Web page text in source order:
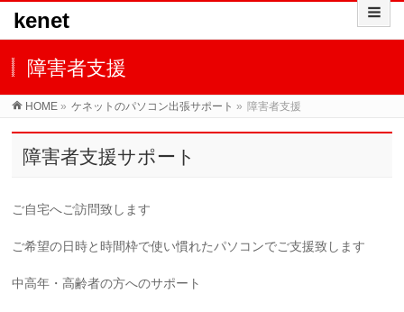
kenet
障害者支援
HOME » ケネットのパソコン出張サポート » 障害者支援
障害者支援サポート
ご自宅へご訪問致します
ご希望の日時と時間枠で使い慣れたパソコンでご支援致します
中高年・高齢者の方へのサポート